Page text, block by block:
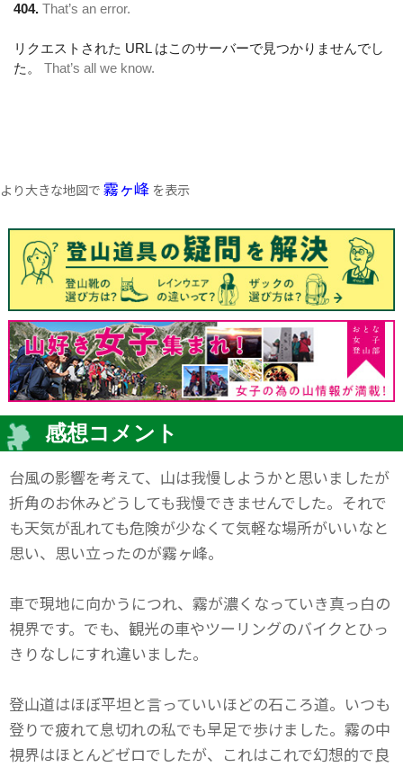
より大きな地図で 霧ヶ峰 を表示
感想コメント
台風の影響を考えて、山は我慢しようかと思いましたが
折角のお休みどうしても我慢できませんでした。それで
も天気が乱れても危険が少なくて気軽な場所がいいなと
思い、思い立ったのが霧ヶ峰。
車で現地に向かうにつれ、霧が濃くなっていき真っ白の
視界です。でも、観光の車やツーリングのバイクとひっ
きりなしにすれ違いました。
登山道はほぼ平坦と言っていいほどの石ころ道。いつも
登りで疲れて息切れの私でも早足で歩けました。霧の中
視界はほとんどゼロでしたが、これはこれで幻想的で良